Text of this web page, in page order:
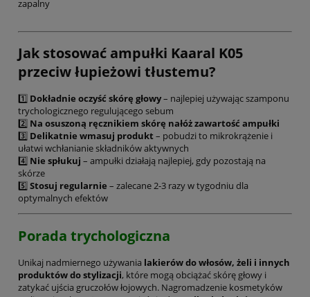
zapalny
Jak stosować ampułki Kaaral K05
przeciw łupieżowi tłustemu?
1️⃣ Dokładnie oczyść skórę głowy– najlepiej używając szamponu
trychologicznego regulującego sebum
2️⃣ Na osuszoną ręcznikiem skórę nałóż zawartość ampułki
3️⃣ Delikatnie wmasuj produkt – pobudzi to mikrokrążenie i
ułatwi wchłanianie składników aktywnych
4️⃣ Nie spłukuj – ampułki działają najlepiej, gdy pozostają na
skórze
5️⃣ Stosuj regularnie – zalecane 2-3 razy w tygodniu dla
optymalnych efektów
Porada trychologiczna
Unikaj nadmiernego używania lakierów do włosów, żeli i innych
produktów do stylizacji, które mogą obciążać skórę głowy i
zatykać ujścia gruczołów łojowych. Nagromadzenie kosmetyków